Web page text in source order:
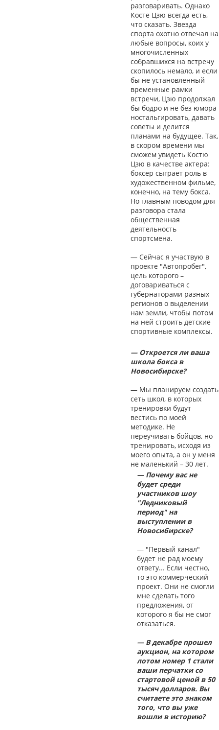
разговаривать. Однако
Косте Цзю всегда есть,
что сказать. Звезда
спорта охотно отвечал на
любые вопросы, коих у
многочисленных
собравшихся на встречу
скопилось немало, и если
бы не установленный
временные рамки
встречи, Цзю продолжал
бы бодро и не без юмора
ностальгировать, давать
советы и делится
планами на будущее. Так,
в скором времени мы
сможем увидеть Костю
Цзю в качестве актера:
боксер сыграет роль в
художественном фильме,
конечно, на тему бокса.
Но главным поводом для
разговора стала
общественная
деятельность
спортсмена.
— Сейчас я участвую в
проекте "Автопробег",
цель которого –
договариваться с
губернаторами разных
регионов о выделении
нам земли, чтобы потом
на ней строить детские
спортивные комплексы.
— Откроется ли ваша
школа бокса в
Новосибирске?
— Мы планируем создать
сеть школ, в которых
тренировки будут
вестись по моей
методике. Не
переучивать бойцов, но
тренировать, исходя из
моего опыта, а он у меня
не маленький – 30 лет.
— Почему вас не
будет среди
участников шоу
"Ледниковый
период" на
выступлении в
Новосибирске?
— "Первый канал"
будет не рад моему
ответу... Если честно,
то это коммерческий
проект. Они не смогли
мне сделать того
предложения, от
которого я бы не смог
отказаться.
— В декабре прошел
аукцион, на котором
лотом номер 1 стали
ваши перчатки со
стартовой ценой в 50
тысяч долларов. Вы
считаете это знаком
того, что вы уже
вошли в историю?